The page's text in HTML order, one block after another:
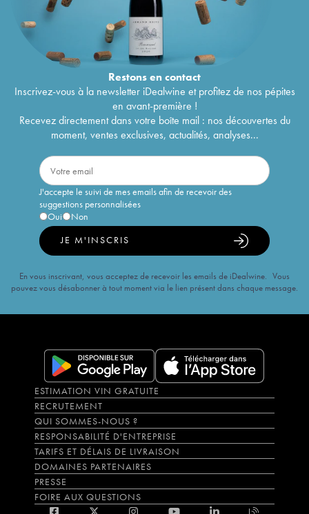
Restons encontact
Inscrivez-vous à la newsletter iDealwine et profitez de nos pépites
en avant-première !
Recevez directement dans votre boîte mail : nos découvertes du
moment, ventes exclusives, actualités, analyses...
J'accepte le suivi de mes emails afin de recevoir des
suggestions personnalisées
Oui
Non
JE M'INSCRIS
En vous inscrivant, vous acceptez de recevoir les emails de iDealwine. Vous
pouvez vous désabonner à tout moment via le lien présent dans chaque message.
ESTIMATION VIN GRATUITE
RECRUTEMENT
QUI SOMMES-NOUS ?
RESPONSABILITÉ D'ENTREPRISE
TARIFS ET DÉLAIS DE LIVRAISON
DOMAINES PARTENAIRES
PRESSE
FOIRE AUX QUESTIONS